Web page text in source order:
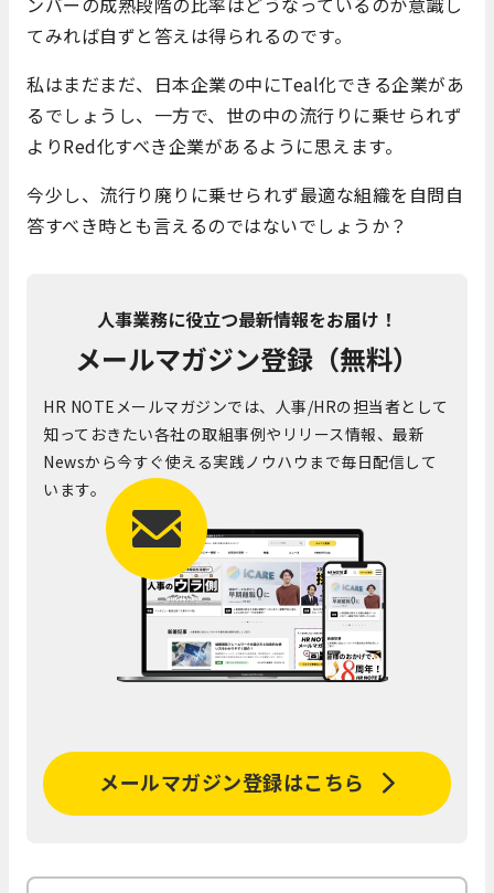
てみれば自ずと答えは得られるのです。
私はまだまだ、日本企業の中にTeal化できる企業があ
るでしょうし、一方で、世の中の流行りに乗せられず
よりRed化すべき企業があるように思えます。
今少し、流行り廃りに乗せられず最適な組織を自問自
答すべき時とも言えるのではないでしょうか？
人事業務に役立つ最新情報をお届け！
メールマガジン登録（無料）
HR NOTEメールマガジンでは、人事/HRの担当者として
知っておきたい各社の取組事例やリリース情報、最新
Newsから今すぐ使える実践ノウハウまで毎日配信して
います。
メールマガジン登録はこちら